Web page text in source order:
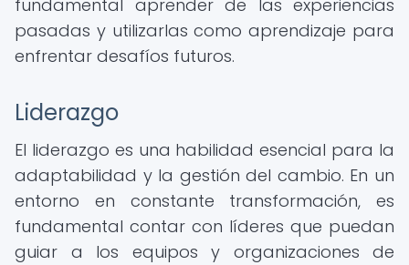
fundamental aprender de las experiencias
pasadas y utilizarlas como aprendizaje para
enfrentar desafíos futuros.
Liderazgo
El liderazgo es una habilidad esencial para la
adaptabilidad y la gestión del cambio. En un
entorno en constante transformación, es
fundamental contar con líderes que puedan
guiar a los equipos y organizaciones de